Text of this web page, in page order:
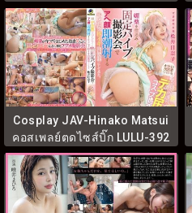
TPPN-247
Cosplay JAV-Hinako Matsui
คอสเพลย์ตูดไซส์บิ๊ก LULU-392